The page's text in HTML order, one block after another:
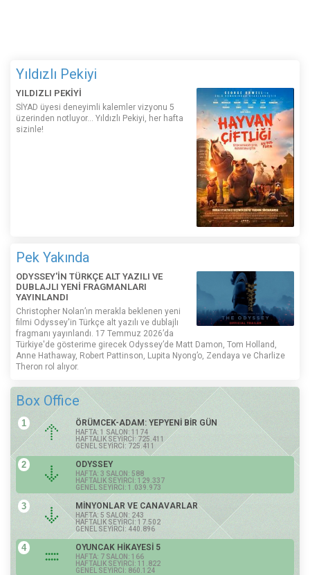
Yıldızlı Pekiyi
YILDIZLI PEKİYİ
SİYAD üyesi deneyimli kalemler vizyonu 5
üzerinden notluyor... Yıldızlı Pekiyi, her hafta
sizinle!
Pek Yakında
ODYSSEY'İN TÜRKÇE ALT YAZILI VE
DUBLAJLI YENİ FRAGMANLARI
YAYINLANDI
Christopher Nolan’ın merakla beklenen yeni
filmi Odyssey'in Türkçe alt yazılı ve dublajlı
fragmanı yayınlandı. 17 Temmuz 2026’da
Türkiye'de gösterime girecek Odyssey’de Matt Damon, Tom Holland,
Anne Hathaway, Robert Pattinson, Lupita Nyong’o, Zendaya ve Charlize
Theron rol alıyor.
Box Office
1 ÖRÜMCEK-ADAM: YEPYENİ BİR GÜN
HAFTA: 1 SALON: 1174
HAFTALIK SEYİRCİ: 725.411
GENEL SEYİRCİ: 725.411
2 ODYSSEY
HAFTA: 3 SALON: 588
HAFTALIK SEYİRCİ: 129.337
GENEL SEYİRCİ: 1.039.973
3 MİNYONLAR VE CANAVARLAR
HAFTA: 5 SALON: 243
HAFTALIK SEYİRCİ: 17.502
GENEL SEYİRCİ: 440.896
4 OYUNCAK HİKAYESİ 5
HAFTA: 7 SALON: 166
HAFTALIK SEYİRCİ: 11.822
GENEL SEYİRCİ: 860.124